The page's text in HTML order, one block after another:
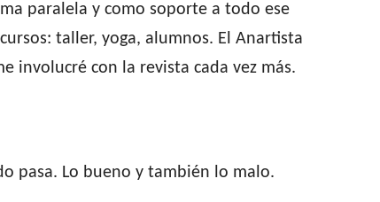
paralela y como soporte a todo ese
taller, yoga, alumnos. El Anartista
involucré con la revista cada vez más.
pasa. Lo bueno y también lo malo.